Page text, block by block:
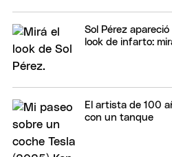
Sol Pérez
look de infarto:
El artista de 100
con un tanque